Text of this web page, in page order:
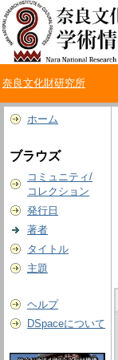
奈良文化財研究所
ホーム
ブラウズ
コミュニティ/
コレクション
発行日
著者
タイトル
主題
ヘルプ
DSpaceについて